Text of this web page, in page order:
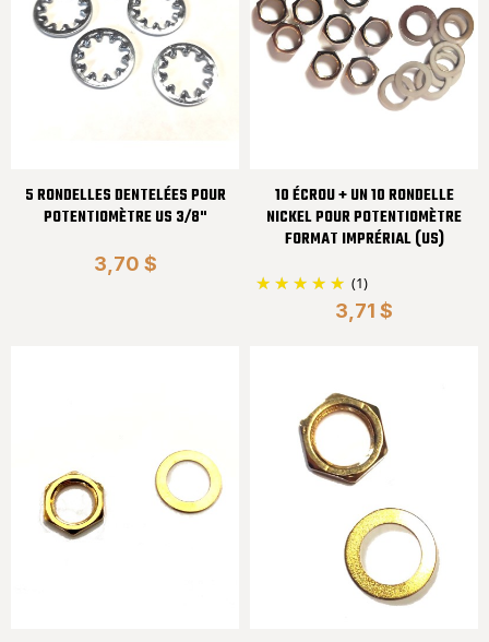
5 RONDELLES DENTELÉES POUR
POTENTIOMÈTRE US 3/8"
3,70 $
10 ÉCROU + UN 10 RONDELLE
NICKEL POUR POTENTIOMÈTRE
FORMAT IMPRÉRIAL (US)
(1)
3,71 $